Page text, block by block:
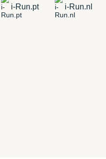
i-Run.pt i-Run.nl